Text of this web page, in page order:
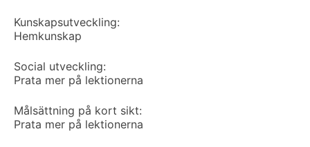
Kunskapsutveckling:
Hemkunskap
Social utveckling:
Prata mer på lektionerna
Målsättning på kort sikt:
Prata mer på lektionerna